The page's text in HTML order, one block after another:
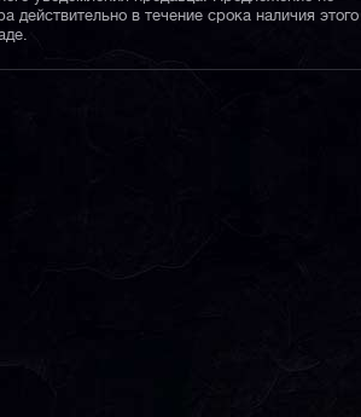
действительно в течение срока наличия этого